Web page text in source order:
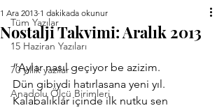
Tüm Yazılar
15 Haziran Yazıları
70 yıllık yazılar
Anadolu Ölçü Birimleri
Nostalji Takvimi: Aralık 2013
1 Ara 2013 1 dakikada okunur
“Aylar nasıl geçiyor be azizim.
Dün gibiydi hatırlasana yeni yıl.
Kalabalıklar içinde ilk nutku sen